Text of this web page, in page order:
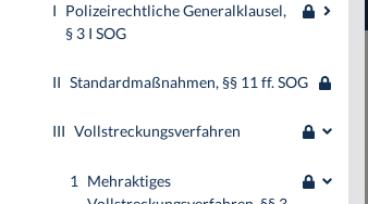
I Polizeirechtliche Generalklausel,
§ 3 I SOG
II Standardmaßnahmen, §§ 11 ff. SOG
III Vollstreckungsverfahren
1
Mehraktiges